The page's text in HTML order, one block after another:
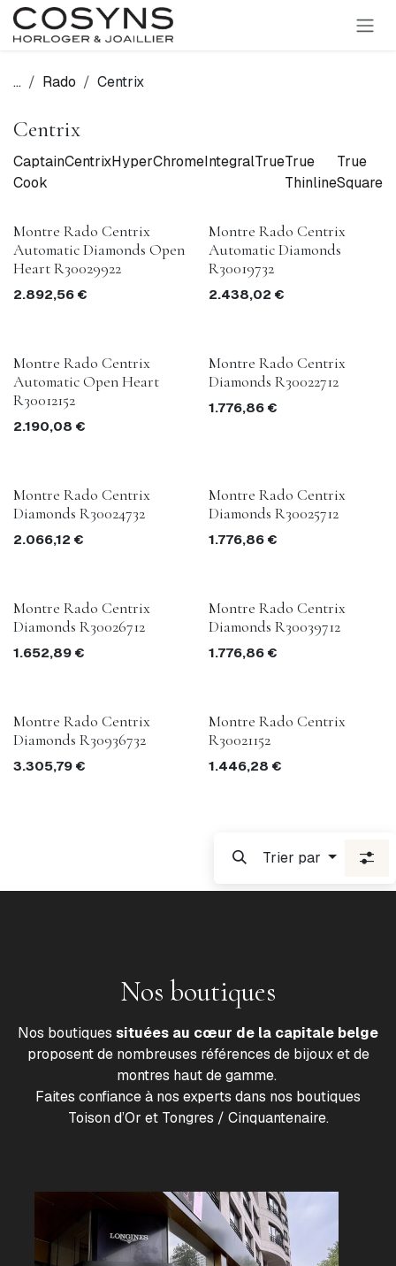
SE RENDRE AU CONTENU
... Rado Centrix
Centrix
Captain
Cook
CentrixHyperChromeIntegralTrueTrue
Thinline
True
Square
Montre Rado Centrix
Automatic Diamonds Open
Heart R30029922
2.892,56 €
Montre Rado Centrix
Automatic Diamonds
R30019732
2.438,02 €
Montre Rado Centrix
Automatic Open Heart
R30012152
2.190,08 €
Montre Rado Centrix
Diamonds R30022712
1.776,86€
Montre Rado Centrix
Diamonds R30024732
2.066,12 €
Montre Rado Centrix
Diamonds R30025712
1.776,86€
Montre Rado Centrix
Diamonds R30026712
1.652,89 €
Montre Rado Centrix
Diamonds R30039712
1.776,86€
Montre Rado Centrix
Diamonds R30936732
3.305,79 €
Montre Rado Centrix
R30021152
1.446,28 €
Trier par
Nos boutiques
Nos boutiques situées au cœur de la capitale belge
proposent de nombreuses références de bijoux et de
montres haut de gamme.
Faites confiance à nos experts dans nos boutiques
Toison d’Or et Tongres / Cinquantenaire.